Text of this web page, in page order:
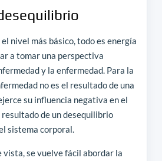
nivel más básico, todo es energía
a tomar una perspectiva
y la enfermedad. Para la
no es el resultado de una
su influencia negativa en el
de un desequilibrio
sistema corporal.
vista, se vuelve fácil abordar la